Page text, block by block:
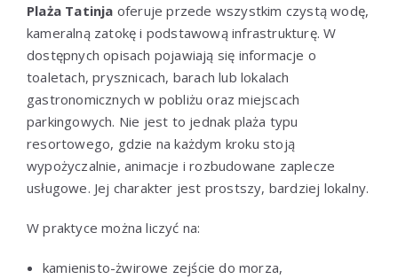
Plaża Tatinja oferuje przede wszystkim czystą wodę,
kameralną zatokę i podstawową infrastrukturę. W
dostępnych opisach pojawiają się informacje o
toaletach, prysznicach, barach lub lokalach
gastronomicznych w pobliżu oraz miejscach
parkingowych. Nie jest to jednak plaża typu
resortowego, gdzie na każdym kroku stoją
wypożyczalnie, animacje i rozbudowane zaplecze
usługowe. Jej charakter jest prostszy, bardziej lokalny.
W praktyce można liczyć na:
kamienisto-żwirowe zejście do morza,